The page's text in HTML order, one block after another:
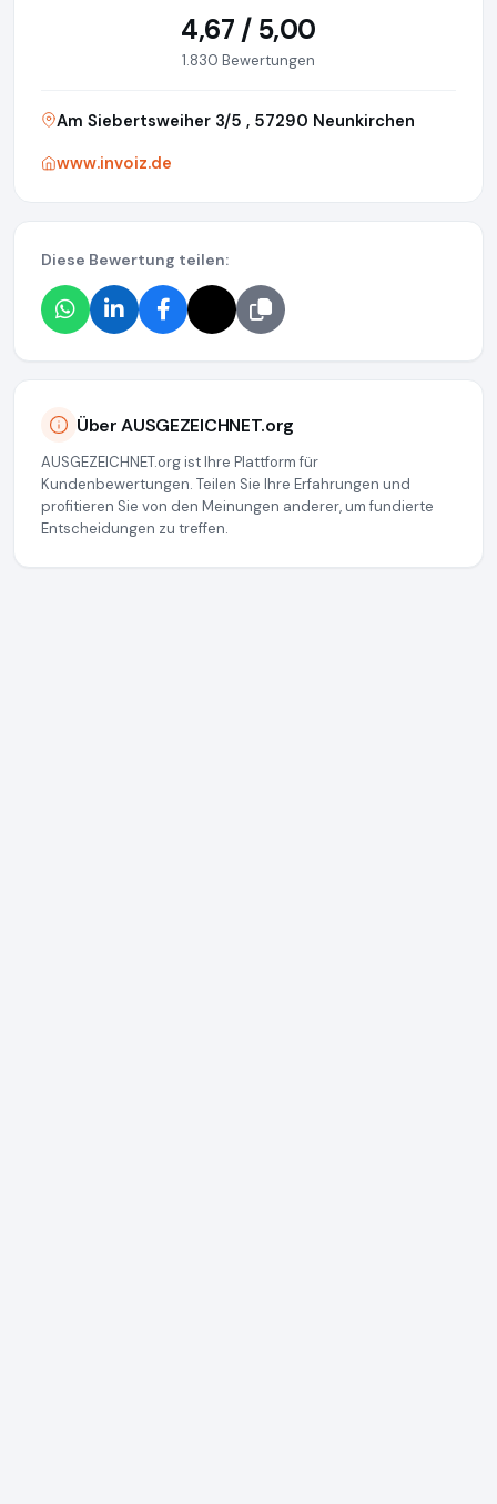
4,67 / 5,00
1.830 Bewertungen
Am Siebertsweiher 3/5 , 57290 Neunkirchen
www.invoiz.de
Diese Bewertung teilen:
Über AUSGEZEICHNET.org
AUSGEZEICHNET.org ist Ihre Plattform für
Kundenbewertungen. Teilen Sie Ihre Erfahrungen und
profitieren Sie von den Meinungen anderer, um fundierte
Entscheidungen zu treffen.